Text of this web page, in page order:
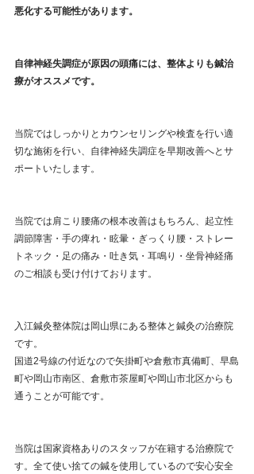
悪化する可能性があります。
自律神経失調症が原因の頭痛には、整体よりも鍼治
療がオススメです。
当院ではしっかりとカウンセリングや検査を行い適
切な施術を行い、自律神経失調症を早期改善へとサ
ポートいたします。
当院では肩こり腰痛の根本改善はもちろん、起立性
調節障害・手の痺れ・眩暈・ぎっくり腰・ストレー
トネック・足の痛み・吐き気・耳鳴り・坐骨神経痛
のご相談も受け付けております。
入江鍼灸整体院は岡山県にある整体と鍼灸の治療院
です。
国道2号線の付近なので矢掛町や倉敷市真備町、早島
町や岡山市南区、倉敷市茶屋町や岡山市北区からも
通うことが可能です。
当院は国家資格ありのスタッフが在籍する治療院で
す。全て使い捨ての鍼を使用しているので安心安全